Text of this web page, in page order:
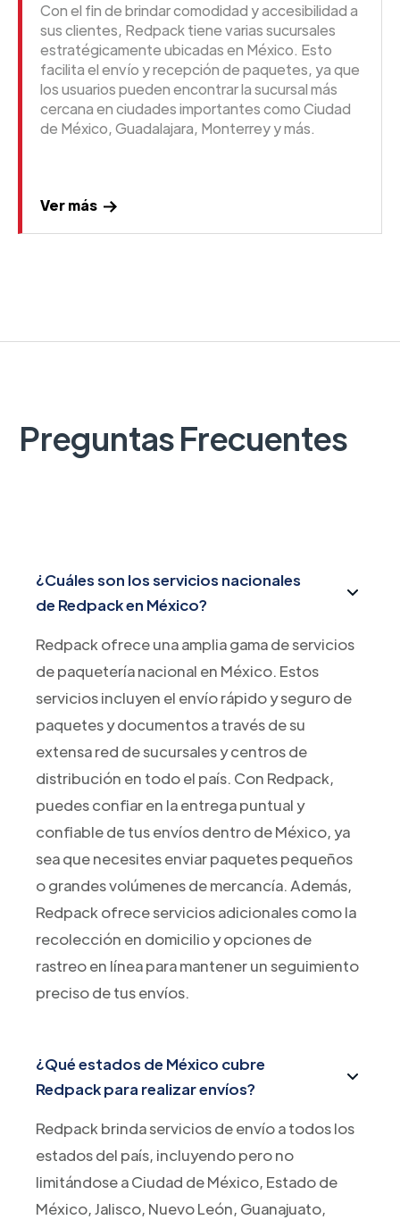
Con el fin de brindar comodidad y accesibilidad a
sus clientes, Redpack tiene varias sucursales
estratégicamente ubicadas en México. Esto
facilita el envío y recepción de paquetes, ya que
los usuarios pueden encontrar la sucursal más
cercana en ciudades importantes como Ciudad
de México, Guadalajara, Monterrey y más.
Ver más
Preguntas Frecuentes
¿Cuáles son los servicios nacionales
de Redpack en México?
Redpack ofrece una amplia gama de servicios
de paquetería nacional en México. Estos
servicios incluyen el envío rápido y seguro de
paquetes y documentos a través de su
extensa red de sucursales y centros de
distribución en todo el país. Con Redpack,
puedes confiar en la entrega puntual y
confiable de tus envíos dentro de México, ya
sea que necesites enviar paquetes pequeños
o grandes volúmenes de mercancía. Además,
Redpack ofrece servicios adicionales como la
recolección en domicilio y opciones de
rastreo en línea para mantener un seguimiento
preciso de tus envíos.
¿Qué estados de México cubre
Redpack para realizar envíos?
Redpack brinda servicios de envío a todos los
estados del país, incluyendo pero no
limitándose a Ciudad de México, Estado de
México, Jalisco, Nuevo León, Guanajuato,